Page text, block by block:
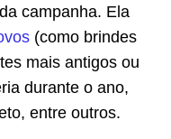
campanha. Ela
(como brindes
mais antigos ou
durante o ano,
entre outros.